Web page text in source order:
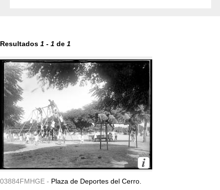
Resultados 1 - 1 de 1
03884FMHGE - Plaza de Deportes del Cerro.